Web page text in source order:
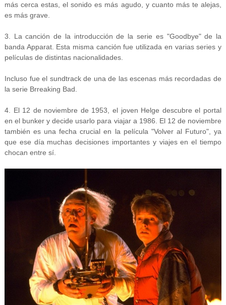
más cerca estas, el sonido es más agudo, y cuanto más te alejas,
es más grave.
3. La canción de la introducción de la serie es "Goodbye" de la
banda Apparat. Esta misma canción fue utilizada en varias series y
películas de distintas nacionalidades.
Incluso fue el sundtrack de una de las escenas más recordadas de
la serie Brreaking Bad.
4. El 12 de noviembre de 1953, el joven Helge descubre el portal
en el bunker y decide usarlo para viajar a 1986. El 12 de noviembre
también es una fecha crucial en la película "Volver al Futuro", ya
que ese día muchas decisiones importantes y viajes en el tiempo
chocan entre sí.